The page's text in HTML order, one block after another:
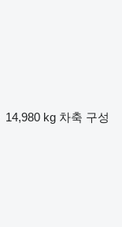
14,980 kg 차축 구성